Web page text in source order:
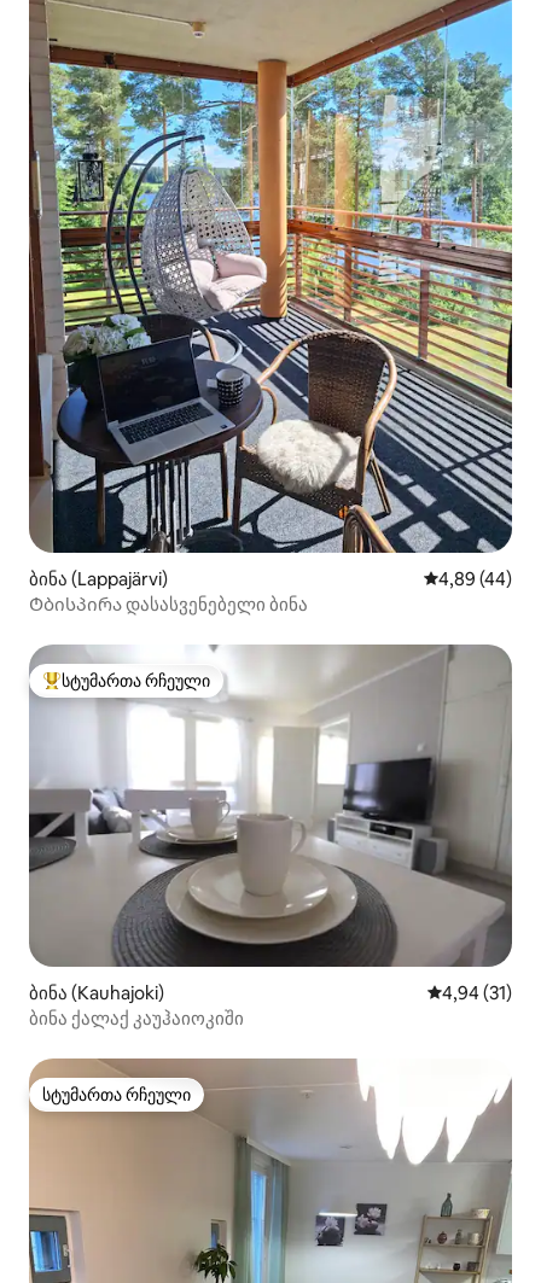
ბინა (Lappajärvi) საშუალო
4,89 (44)
Ტბისპირა დასასვენებელი ბინა
სტუმართა რჩეული მოწინავე ვარიანტი
სტუმართა რჩეული
ბინა (Kauhajoki) საშუალო
4,94 (31)
ბინა ქალაქ კაუჰაიოკიში
სტუმართა რჩეული
სტუმართა რჩეული